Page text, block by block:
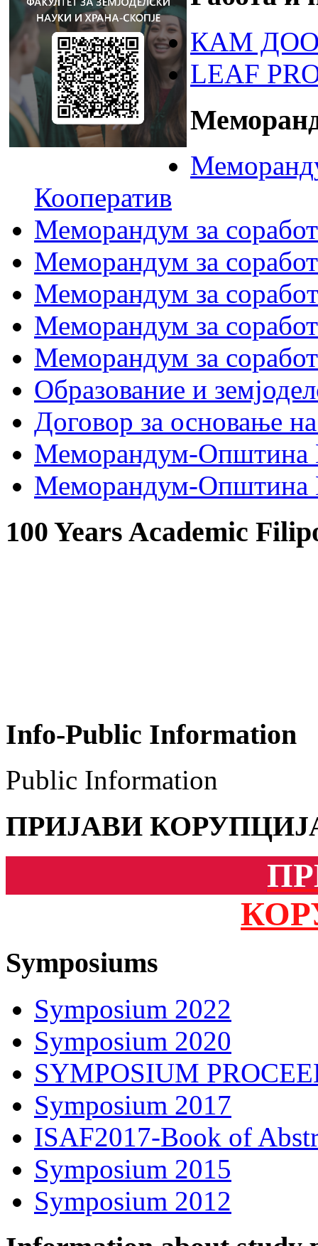
КАМ ДОО
LEAF
Кооператив
Меморандум за
Меморандум за
Меморандум за
Меморандум за
Меморандум за
Образование и
Договор за основање
Меморандум-Општина
Меморандум-Општина
100 Years Academic
Info-Public Information
Public Information
ПРИЈАВИ
Symposiums
Symposium 2022
Symposium 2020
SYMPOSIUM
Symposium 2017
ISAF2017-Book of
Symposium 2015
Symposium 2012